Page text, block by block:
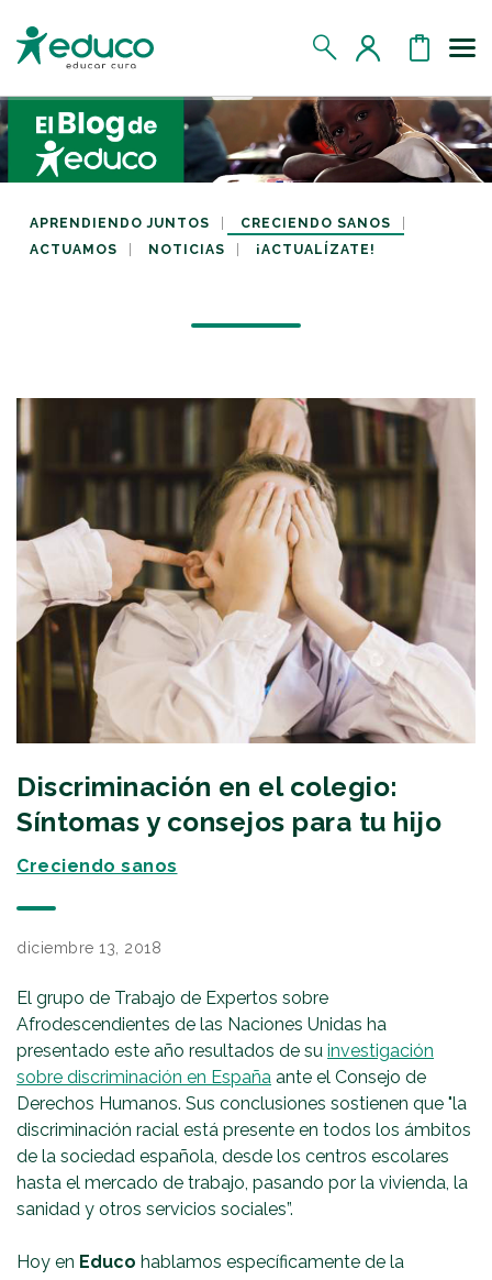
MIS DATOS
MIS APADRINADOS
MIS RETOS SOLIDARIOS
CERRAR SESIÓN
APRENDIENDO JUNTOS
CRECIENDO SANOS
ACTUAMOS
NOTICIAS ¡ACTUALÍZATE!
Discriminación en el colegio:
Síntomas y consejos para tu hijo
Creciendo sanos
diciembre 13, 2018
El grupo de Trabajo de Expertos sobre
Afrodescendientes de las Naciones Unidas ha
presentado este año resultados de su investigación
sobre discriminación en España ante el Consejo de
Derechos Humanos. Sus conclusiones sostienen que "la
discriminación racial está presente en todos los ámbitos
de la sociedad española, desde los centros escolares
hasta el mercado de trabajo, pasando por la vivienda, la
sanidad y otros servicios sociales”.
Hoy en Educo hablamos específicamente de la